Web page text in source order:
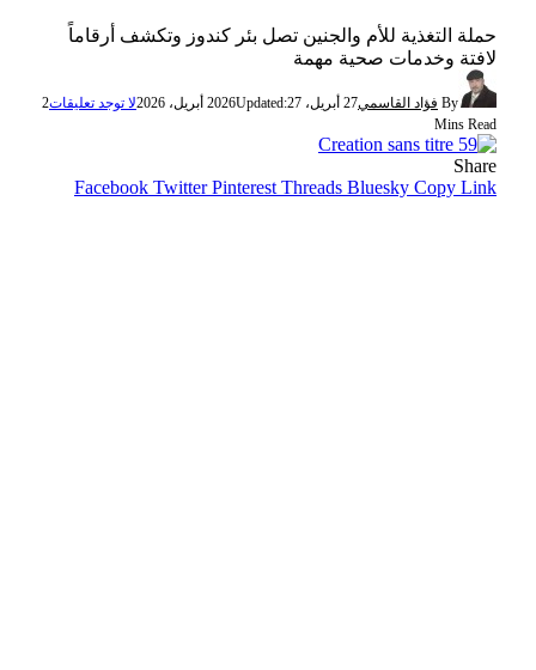
حملة التغذية للأم والجنين تصل بئر كندوز وتكشف أرقاماً
لافتة وخدمات صحية مهمة
By فؤاد القاسمي27 أبريل، 2026 Updated:27 أبريل، 2026 لا توجد تعليقات2
Mins Read
Share
Facebook Twitter Pinterest Threads Bluesky Copy Link